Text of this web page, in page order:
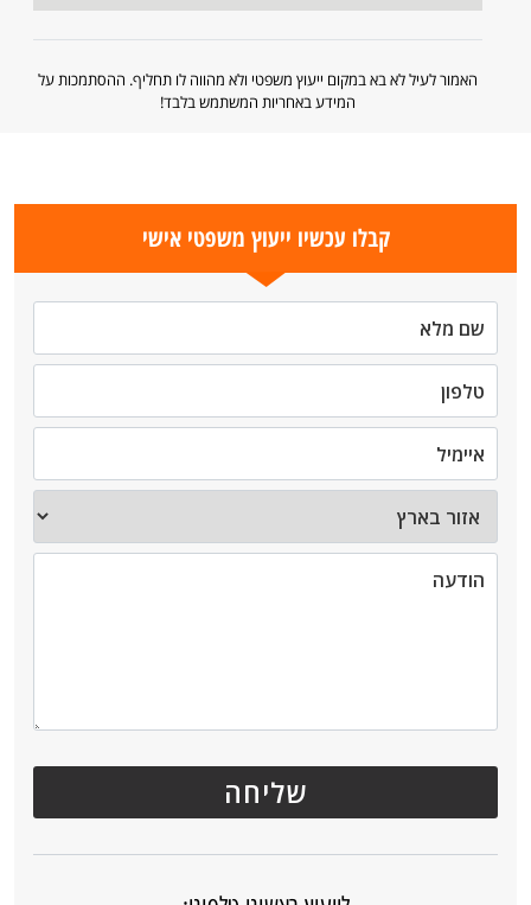
האמור לעיל לא בא במקום ייעוץ משפטי ולא מהווה לו תחליף. ההסתמכות על
המידע באחריות המשתמש בלבד!
קבלו עכשיו ייעוץ משפטי אישי